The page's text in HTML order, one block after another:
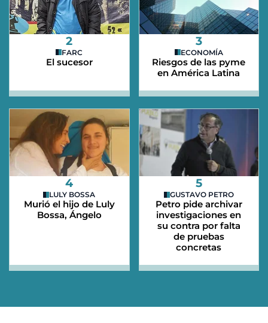
2
FARC
El sucesor
3
ECONOMÍA
Riesgos de las pyme
en América Latina
4
LULY BOSSA
Murió el hijo de Luly
Bossa, Ángelo
5
GUSTAVO PETRO
Petro pide archivar
investigaciones en
su contra por falta
de pruebas
concretas